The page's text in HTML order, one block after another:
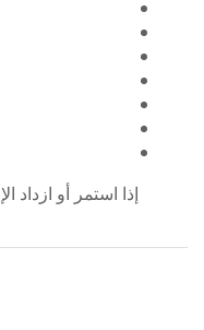
إذا استمر أو